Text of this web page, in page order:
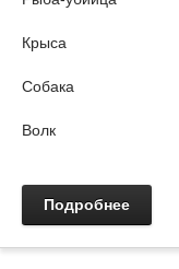
Крыса
Собака
Волк
Подробнее